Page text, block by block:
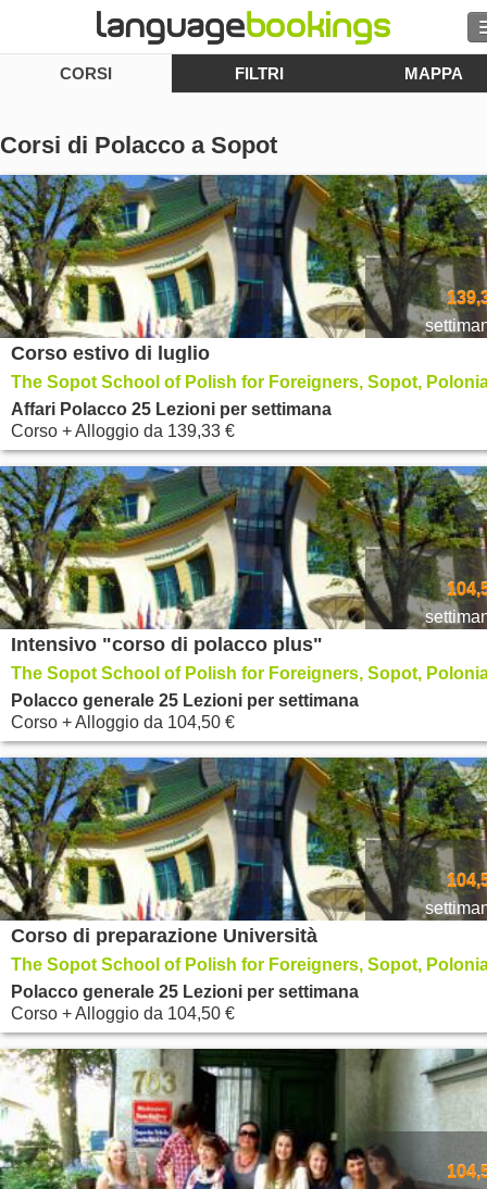
Cerca
SFOGLIARE
Entra
Aiuto
Valuta €
Lingua
CORSI FILTRI MAPPA
Corsi di Polacco a Sopot
Corso estivo di luglio
The Sopot School of Polish for Foreigners, Sopot,
Affari Polacco 25 Lezioni per settimana
Corso + Alloggio da 139,33 €
Intensivo "corso di polacco plus"
The Sopot School of Polish for Foreigners, Sopot,
Polacco generale 25 Lezioni per settimana
Corso + Alloggio da 104,50 €
Corso di preparazione Università
The Sopot School of Polish for Foreigners, Sopot,
Polacco generale 25 Lezioni per settimana
Corso + Alloggio da 104,50 €